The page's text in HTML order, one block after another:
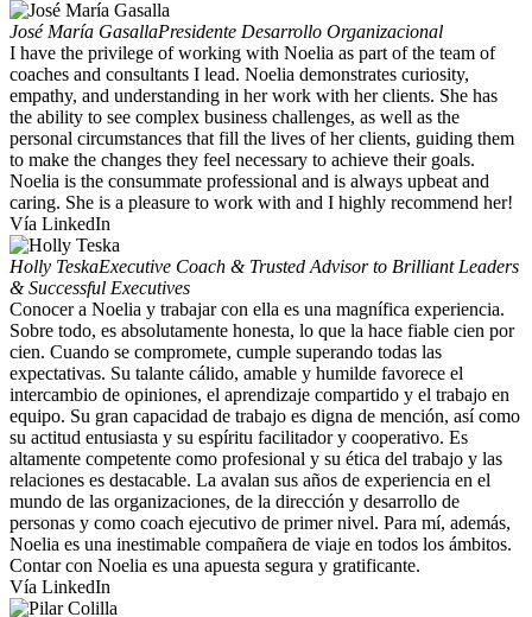
José María GasallaPresidente Desarrollo Organizacional
I have the privilege of working with Noelia as part of the team of
coaches and consultants I lead. Noelia demonstrates curiosity,
empathy, and understanding in her work with her clients. She has
the ability to see complex business challenges, as well as the
personal circumstances that fill the lives of her clients, guiding them
to make the changes they feel necessary to achieve their goals.
Noelia is the consummate professional and is always upbeat and
caring. She is a pleasure to work with and I highly recommend her!
Vía LinkedIn
Holly TeskaExecutive Coach & Trusted Advisor to Brilliant Leaders
& Successful Executives
Conocer a Noelia y trabajar con ella es una magnífica experiencia.
Sobre todo, es absolutamente honesta, lo que la hace fiable cien por
cien. Cuando se compromete, cumple superando todas las
expectativas. Su talante cálido, amable y humilde favorece el
intercambio de opiniones, el aprendizaje compartido y el trabajo en
equipo. Su gran capacidad de trabajo es digna de mención, así como
su actitud entusiasta y su espíritu facilitador y cooperativo. Es
altamente competente como profesional y su ética del trabajo y las
relaciones es destacable. La avalan sus años de experiencia en el
mundo de las organizaciones, de la dirección y desarrollo de
personas y como coach ejecutivo de primer nivel. Para mí, además,
Noelia es una inestimable compañera de viaje en todos los ámbitos.
Contar con Noelia es una apuesta segura y gratificante.
Vía LinkedIn